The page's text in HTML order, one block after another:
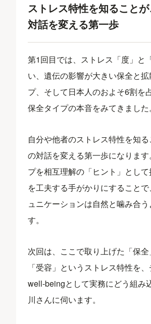
ストレス特性を知ること
対話を変える第一歩
第1回目では、ストレス「度」と
い、遺伝の影響が大きい保全と拡
プ、そして日本人のおよそ6割を
保全タイプの本音をみてきました。
自分や他者のストレス特性を知
の対話を変える第一歩になります
プを相互理解の「ヒント」とし
を工夫する手がかりにすることで
ュニケーションは自然と噛み合う
す。
次回は、ここで取り上げた「保全
「受容」というストレス特性を
well-beingとして実務にどう組み
川さんに伺います。